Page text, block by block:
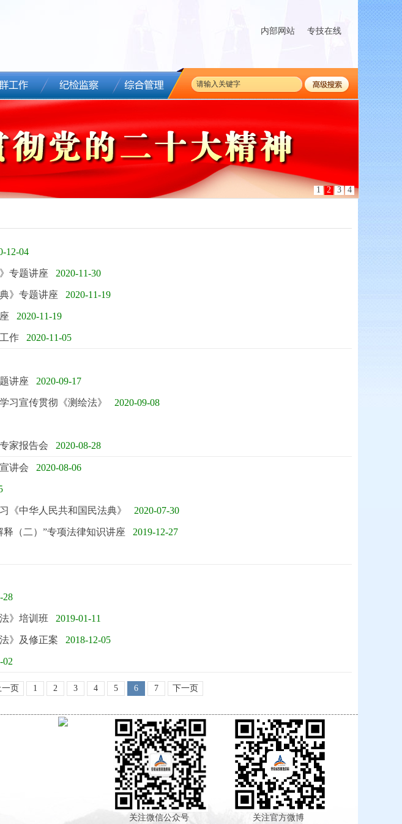
内部网站 专技在线
1 2 3 4
12-04
专题讲座 2020-11-30
》专题讲座 2020-11-19
2020-11-19
作 2020-11-05
讲座 2020-09-17
习宣传贯彻《测绘法》 2020-09-08
家报告会 2020-08-28
讲会 2020-08-06
《中华人民共和国民法典》 2020-07-30
（二）”专项法律知识讲座 2019-12-27
28
》培训班 2019-01-11
》及修正案 2018-12-05
02
一页 1 2 3 4 5 6 7 下一页
关注官方微博
关注微信公众号